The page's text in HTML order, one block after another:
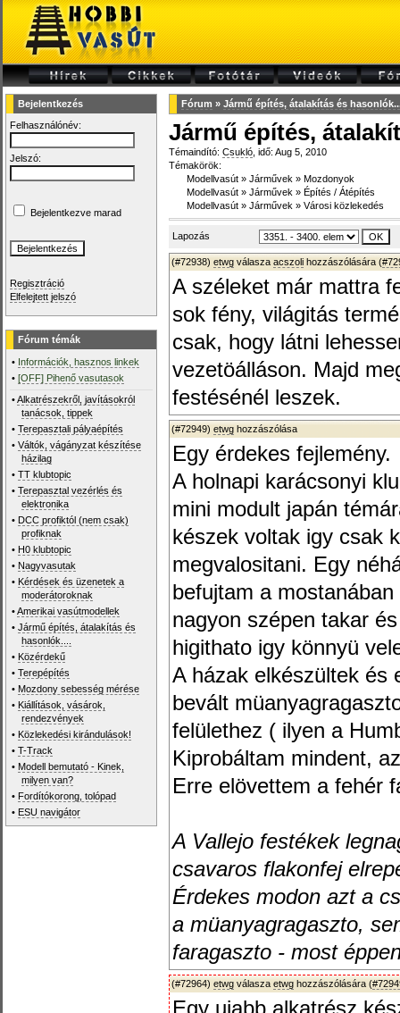
Bejelentkezés
Felhasználónév:
Jelszó:
Bejelentkezve marad
Regisztráció
Elfelejtett jelszó
Fórum témák
• Információk, hasznos linkek
•[OFF] Pihenő vasutasok
•Alkatrészekről, javításokról
tanácsok, tippek
•Terepasztali pályaépítés
•Váltók, vágányzat készítése
házilag
•TT klubtopic
•Terepasztal vezérlés és
elektronika
• DCC profiktól (nem csak)
profiknak
• H0 klubtopic
• Nagyvasutak
• Kérdések és üzenetek a
moderátoroknak
•Amerikai vasútmodellek
•Jármű építés, átalakítás és
hasonlók....
• Közérdekű
•Terepépítés
• Mozdony sebesség mérése
• Kiállítások, vásárok,
rendezvények
• Közlekedési kirándulások!
•T-Track
• Modell bemutató - Kinek,
milyen van?
• Fordítókorong, tolópad
• ESU navigátor
Fórum » Jármű építés, átalakítás és
Jármű építés,
Témaindító: Csukló , idő: Aug 5, 2010
Témakörök:
Modellvasút » Járművek » Mozdonyok
Modellvasút » Járművek » Építés / Átépítés
Modellvasút » Járművek » Városi közlekedés
Lapozás
(#72938) etwg válasza acszoli hozzászólására (
A széleket már mattra
sok fény, világitás
csak, hogy látni
vezetöálláson. Majd
festésénél leszek.
(#72949) etwg hozzászólása
Egy érdekes fejlemény.
A holnapi karácsonyi
mini modult japán
készek voltak igy csak
megvalositani. Egy
befujtam a
nagyon szépen takar
higithato igy könnyü
A házak elkészültek és
bevált
felülethez ( ilyen a
Kiprobáltam mindent,
Erre elövettem a fehér
A Vallejo festékek
csavaros flakonfej
Érdekes modon azt a
a müanyagragaszto,
faragaszto - most
(#72964) etwg válasza etwg hozzászólására (